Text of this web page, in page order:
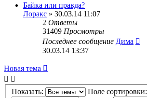
Байка или правда?
Лоракс » 30.03.14 11:07
2 Ответы
31409 Просмотры
Последнее сообщение Дима
30.03.14 13:37
Новая тема
Показать:
Поле сортировки: